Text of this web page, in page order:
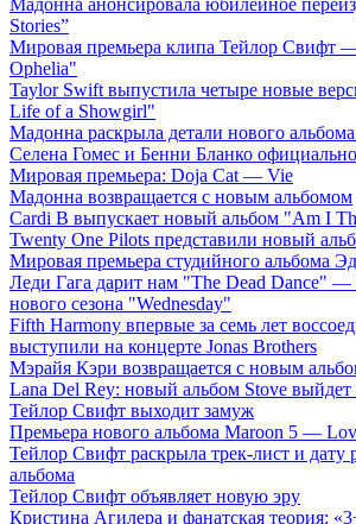
Мадонна анонсировала юбилейное
Stories”
Мировая премьера клипа Тейлор Свифт
Ophelia"
Taylor Swift выпустила четыре новые
Life of a Showgirl"
Мадонна раскрыла детали нового
Селена Гомес и Бенни Бланко
Мировая премьера: Doja Cat — Vie
Мадонна возвращается с новым альбомом
Cardi B выпускает новый альбом "Am I
Twenty One Pilots представили новый
Мировая премьера студийного альбома
Леди Гага дарит нам "The Dead Dance"
нового сезона "Wednesday"
Fifth Harmony впервые за семь лет
выступили на концерте Jonas Brothers
Мэрайя Кэри возвращается с новым
Lana Del Rey: новый альбом Stove выйдет
Тейлор Свифт выходит замуж
Премьера нового альбома Maroon 5 —
Тейлор Свифт раскрыла трек-лист и дату
альбома
Тейлор Свифт объявляет новую эру
Кристина Агилера и фанатская теория: